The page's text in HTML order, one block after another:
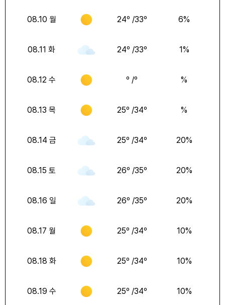
08.10 월 24º /33º 6%
08.11 화 24º /33º 1%
08.12 수 º /º %
08.13 목 25º /34º %
08.14 금 25º /34º 20%
08.15 토 26º /35º 20%
08.16 일 26º /35º 20%
08.17 월 25º /34º 10%
08.18 화 25º /34º 10%
08.19 수 25º /34º 10%